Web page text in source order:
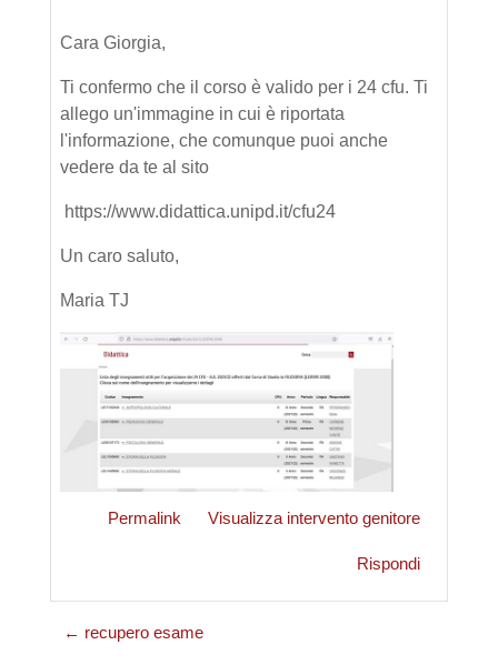
Cara Giorgia,
Ti confermo che il corso è valido per i 24 cfu. Ti
allego un'immagine in cui è riportata
l'informazione, che comunque puoi anche
vedere da te al sito
https://www.didattica.unipd.it/cfu24
Un caro saluto,
Maria TJ
Permalink Visualizza intervento genitore
Rispondi
← recupero esame